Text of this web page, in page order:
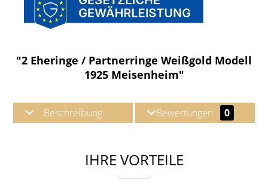
"2 Eheringe / Partnerringe Weißgold Modell
1925 Meisenheim"
Beschreibung Bewertungen 0
IHRE VORTEILE